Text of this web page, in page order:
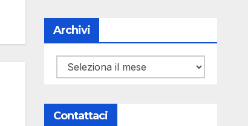
Archivi
Archivi
Contattaci